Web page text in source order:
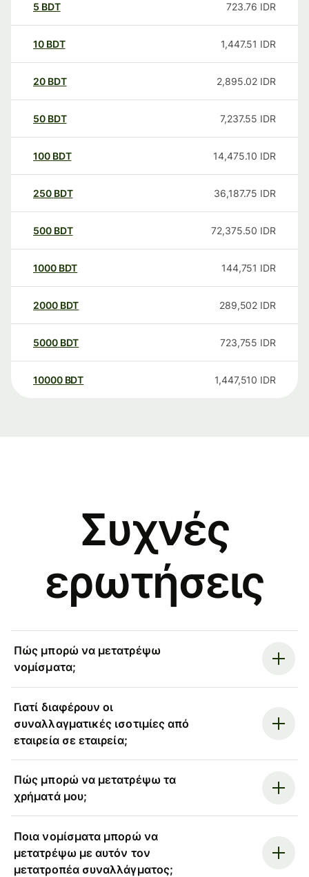
5 BDT 723.76 IDR
10 BDT 1,447.51 IDR
20 BDT 2,895.02 IDR
50 BDT 7,237.55 IDR
100 BDT 14,475.10 IDR
250 BDT 36,187.75 IDR
500 BDT 72,375.50 IDR
1000 BDT 144,751 IDR
2000 BDT 289,502 IDR
5000 BDT 723,755 IDR
10000 BDT 1,447,510 IDR
Συχνές
ερωτήσεις
Πώς μπορώ να μετατρέψω
νομίσματα;
Γιατί διαφέρουν οι
συναλλαγματικές ισοτιμίες από
εταιρεία σε εταιρεία;
Πώς μπορώ να μετατρέψω τα
χρήματά μου;
Ποια νομίσματα μπορώ να
μετατρέψω με αυτόν τον
μετατροπέα συναλλάγματος;